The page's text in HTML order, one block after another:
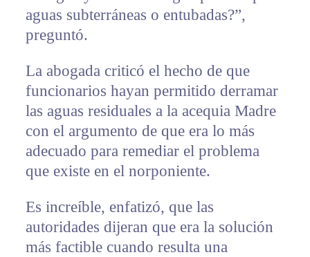
aguas subterráneas o entubadas?”,
preguntó.
La abogada criticó el hecho de que
funcionarios hayan permitido derramar
las aguas residuales a la acequia Madre
con el argumento de que era lo más
adecuado para remediar el problema
que existe en el norponiente.
Es increíble, enfatizó, que las
autoridades dijeran que era la solución
más factible cuando resulta una